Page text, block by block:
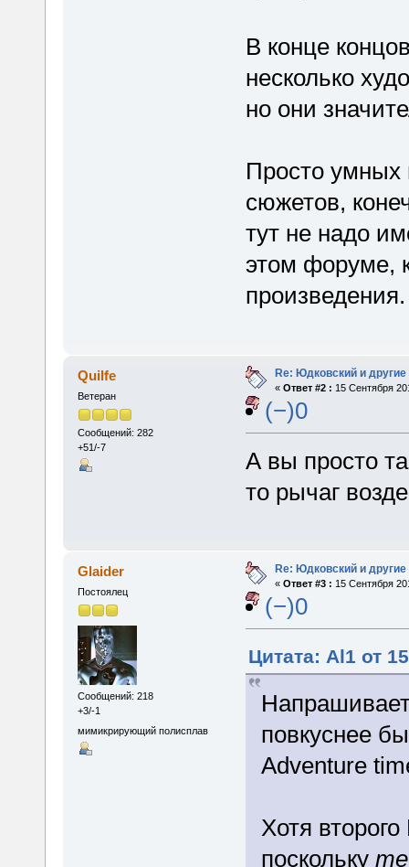
В конце
несколько
но они
Просто умных
сюжетов,
тут не надо
этом форуме,
произведения.
Quilfe
Ветеран
Сообщений: 282
+51/-7
Re: Юдковский и другие
« Ответ #2 : 15 Сентября
(−)0
А вы просто
то рычаг
Glaider
Постоялец
Сообщений: 218
+3/-1
мимикрирующий полисплав
Re: Юдковский и другие
« Ответ #3 : 15 Сентября
(−)0
Цитата: Al1 от
повкуснее
Adventure
Хотя
поскольку